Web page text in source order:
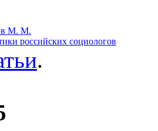
М. М.
российских социологов
.